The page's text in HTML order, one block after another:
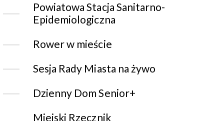
Powiatowa Stacja Sanitarno-
Epidemiologiczna
Rower w mieście
Sesja Rady Miasta na żywo
Dzienny Dom Senior+
Miejski Rzecznik